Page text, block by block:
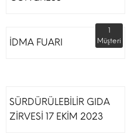
İDMA FUARI
1
Müşteri
SÜRDÜRÜLEBİLİR GIDA
ZİRVESİ 17 EKİM 2023